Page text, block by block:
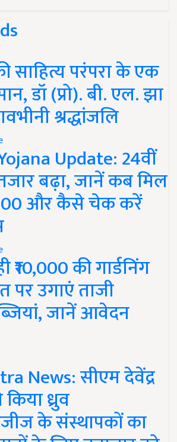
साहित्य परंपरा के एक
डॉ (प्रो). बी. एल. झा
श्रद्धांजलि
Update: 24वीं
बढ़ा, जानें कब मिल
और कैसे चेक करें
₹10,000 की गार्डनिंग
उगाएं ताजी
जानें आवेदन
News: सीएम देवेंद्र
ध्रुव
के संस्थापकों का